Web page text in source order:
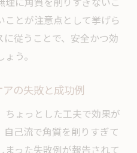
ことが注意点として挙げら
従うことで、安全かつ効
う。
の失敗と成功例
ちょっとした工夫で効果が
己流で角質を削りすぎて
まった失敗例が報告されて